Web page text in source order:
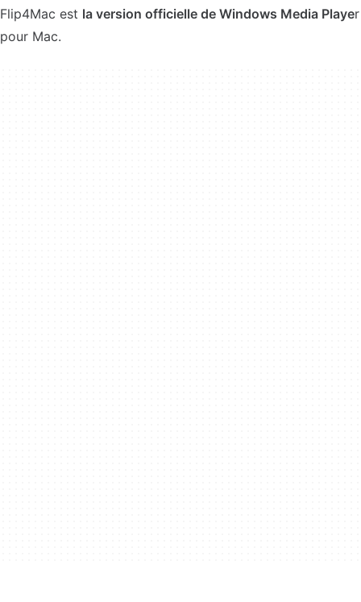
Flip4Mac est la version officielle de Windows Media Player
pour Mac.